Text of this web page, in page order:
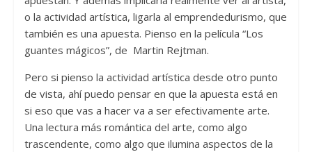
o la actividad artística, ligarla al emprendedurismo, que
también es una apuesta. Pienso en la película “Los
guantes mágicos”, de Martin Rejtman.
Pero si pienso la actividad artística desde otro punto
de vista, ahí puedo pensar en que la apuesta está en
si eso que vas a hacer va a ser efectivamente arte.
Una lectura más romántica del arte, como algo
trascendente, como algo que ilumina aspectos de la